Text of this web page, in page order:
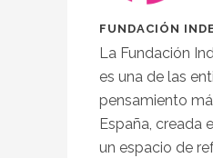
FUNDACIÓN
La Fundación
es una de las
pensamiento
España, creada
un espacio de